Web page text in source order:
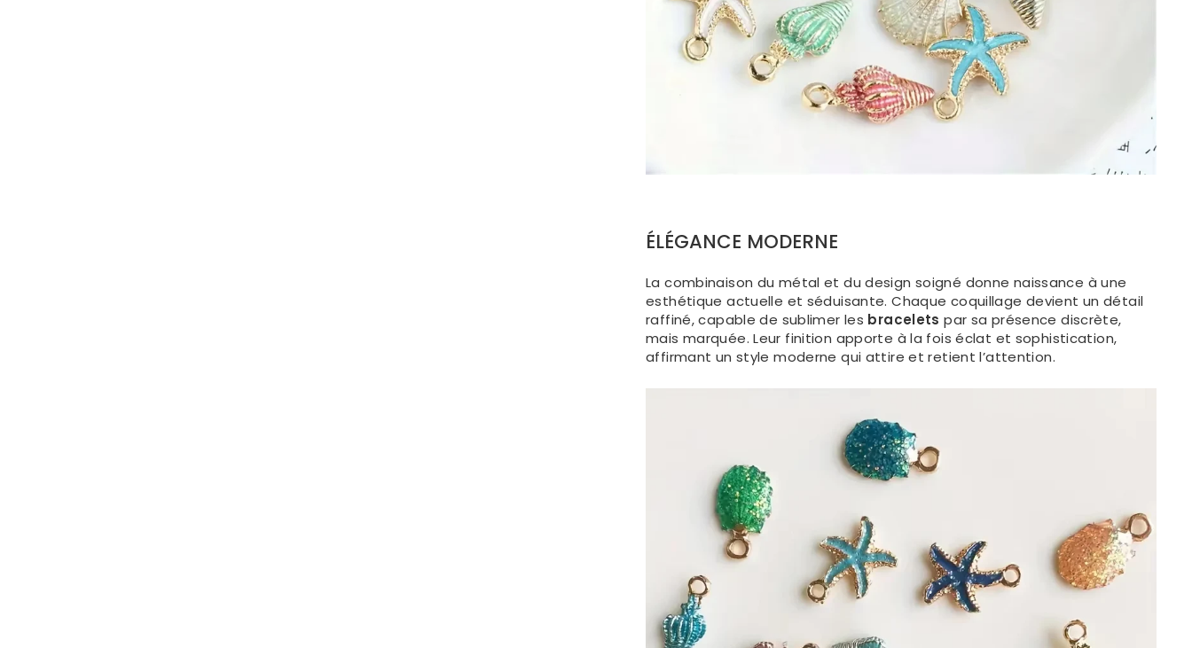
ÉLÉGANCE MODERNE
La combinaison du métal et du design soigné donne naissance à une
esthétique actuelle et séduisante. Chaque coquillage devient un détail
raffiné, capable de sublimer les bracelets par sa présence discrète,
mais marquée. Leur finition apporte à la fois éclat et sophistication,
affirmant un style moderne qui attire et retient l’attention.